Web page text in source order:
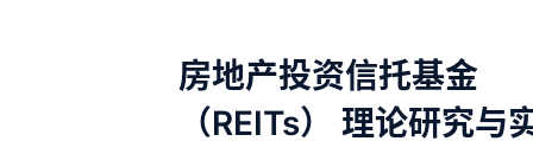
房地产投资信托基金
（REITs） 理论研究与